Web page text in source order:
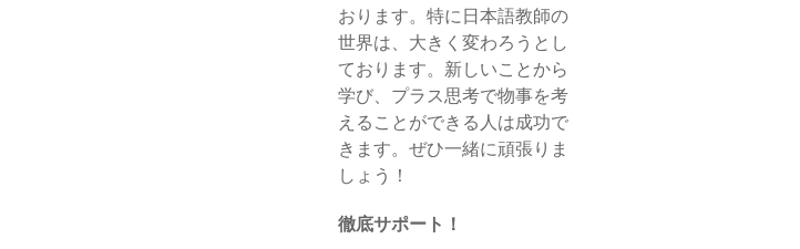
おります。特に日本語教師の
世界は、大きく変わろうとし
ております。新しいことから
学び、プラス思考で物事を考
えることができる人は成功で
きます。ぜひ一緒に頑張りま
しょう！
徹底サポート！